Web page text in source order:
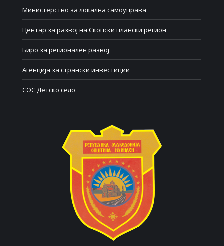
Министерство за локална самоуправа
Центар за развој на Скопски плански регион
Биро за регионален развој
Агенција за странски инвестиции
СОС Детско село